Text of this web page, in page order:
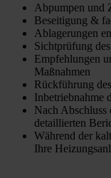
Abpumpen und
Beseitigung &
Ablagerungen
Sichtprüfung
Empfehlungen
Maßnahmen
Rückführung
Inbetriebnahme
Nach Abschluss
detaillierten
Während der
Ihre